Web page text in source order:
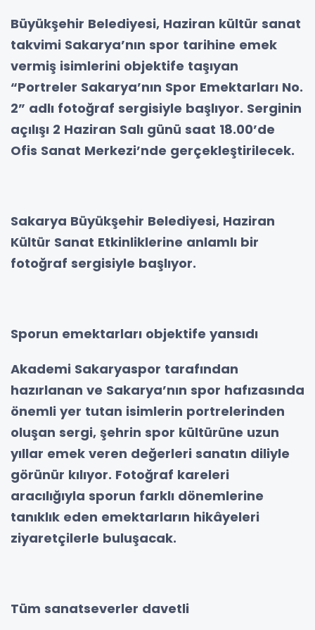
Büyükşehir Belediyesi, Haziran kültür sanat
takvimi Sakarya’nın spor tarihine emek
vermiş isimlerini objektife taşıyan
“Portreler Sakarya’nın Spor Emektarları No.
2” adlı fotoğraf sergisiyle başlıyor. Serginin
açılışı 2 Haziran Salı günü saat 18.00’de
Ofis Sanat Merkezi’nde gerçekleştirilecek.
Sakarya Büyükşehir Belediyesi, Haziran
Kültür Sanat Etkinliklerine anlamlı bir
fotoğraf sergisiyle başlıyor.
Sporun emektarları objektife yansıdı
Akademi Sakaryaspor tarafından
hazırlanan ve Sakarya’nın spor hafızasında
önemli yer tutan isimlerin portrelerinden
oluşan sergi, şehrin spor kültürüne uzun
yıllar emek veren değerleri sanatın diliyle
görünür kılıyor. Fotoğraf kareleri
aracılığıyla sporun farklı dönemlerine
tanıklık eden emektarların hikâyeleri
ziyaretçilerle buluşacak.
Tüm sanatseverler davetli